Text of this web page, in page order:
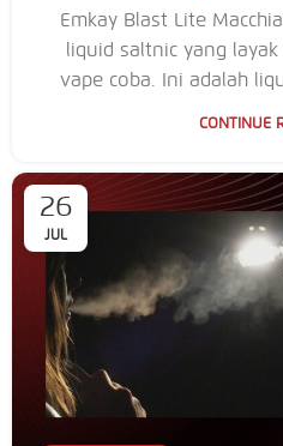
Emkay Blast Lite
liquid saltnic yang
vape coba. Ini adalah
CONTINUE
26
JUL